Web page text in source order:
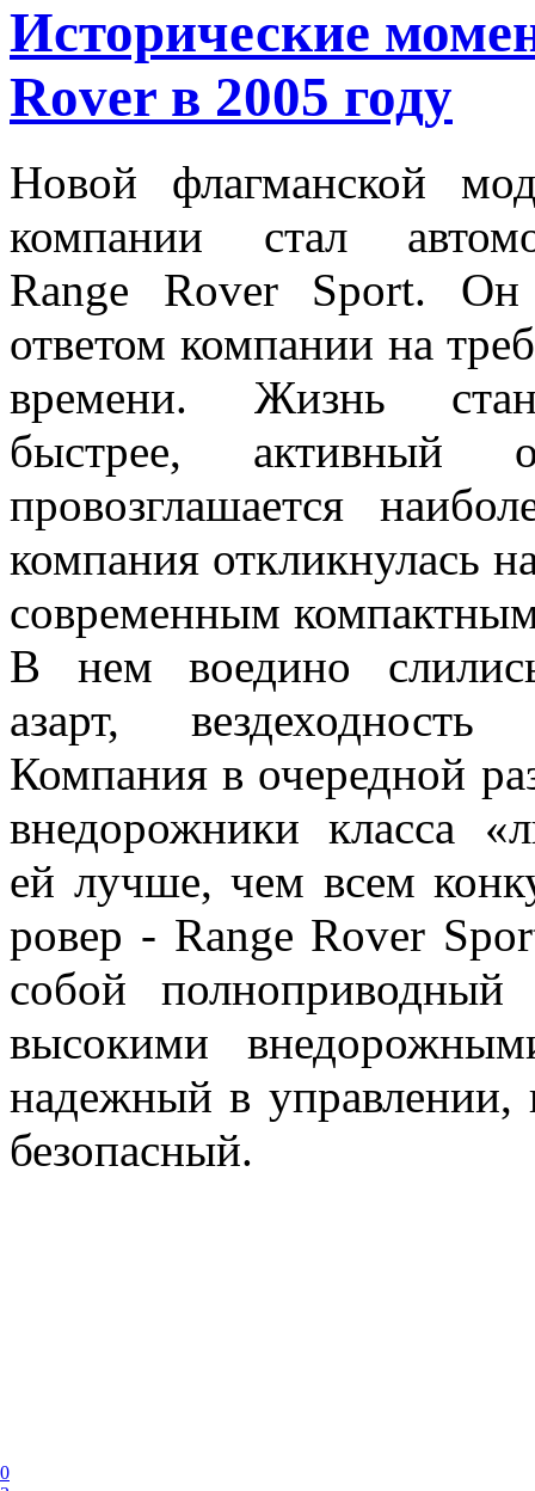
Исторические
Rover в 2005 году
Новой флагманской
компании стал
Range Rover Sport. Он
ответом компании на
времени. Жизнь
быстрее, активный
провозглашается
компания откликнулась
современным
В нем воедино
азарт,
Компания в очередной
внедорожники класса
ей лучше, чем всем
ровер - Range Rover
собой полноприводный
высокими
надежный в
безопасный.